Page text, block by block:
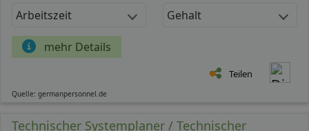
Arbeitszeit Gehalt
mehr Details
Teilen
Quelle: germanpersonnel.de
Technischer Systemplaner / Technischer